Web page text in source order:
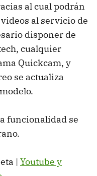
al cual podrán
al servicio de
disponer de
cualquier
Quickcam, y
se actualiza
funcionalidad se
| Youtube y